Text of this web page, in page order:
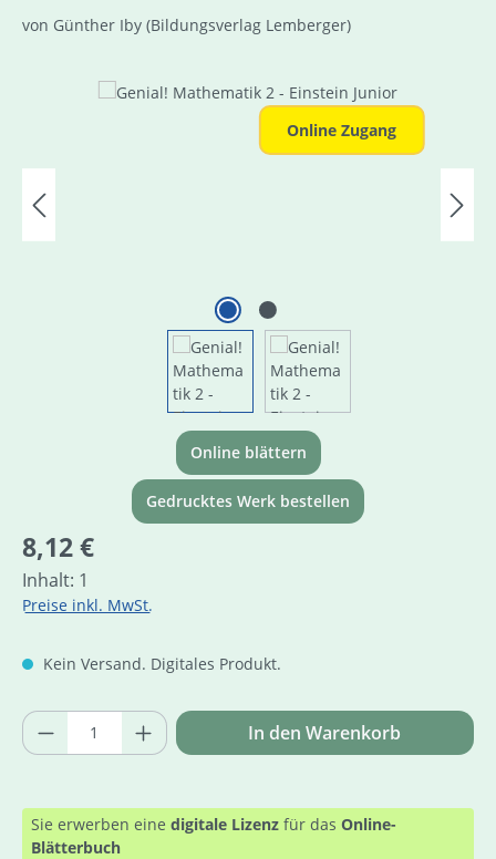
von Günther Iby (Bildungsverlag Lemberger)
Bildergalerie überspringen
Online Zugang
Online blättern
Gedrucktes Werk bestellen
Regulärer Preis:
8,12 €
Inhalt: 1
Preise inkl. MwSt.
Kein Versand. Digitales Produkt.
Produkt Anzahl: Gib den gewünschten
In den Warenkorb
Sie erwerben eine digitale Lizenz für das Online-
Blätterbuch